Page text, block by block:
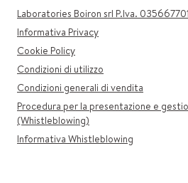
Laboratories Boiron srl P.Iva.
Informativa Privacy
Cookie Policy
Condizioni di utilizzo
Condizioni generali di vendita
Procedura per la presentazione e
(Whistleblowing)
Informativa Whistleblowing